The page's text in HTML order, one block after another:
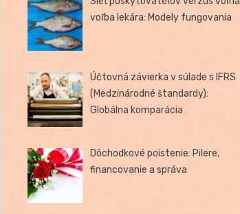
voľba lekára: Modely fungovania
Účtovná závierka v súlade s IFRS
(Medzinárodné štandardy):
Globálna komparácia
Dôchodkové poistenie: Pilere,
financovanie a správa